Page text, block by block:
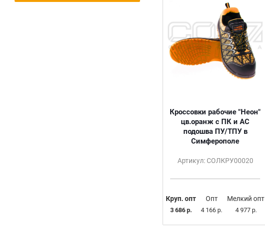
Кроссовки рабочие "Неон"
цв.оранж с ПК и АС
подошва ПУ/ТПУ в
Симферополе
Артикул: СОЛКРУ00020
Круп. опт
3 686 р.
Опт
4 166 р.
Мелкий опт
4 977 р.